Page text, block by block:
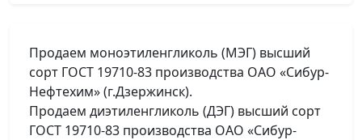
Продаем моноэтиленгликоль (МЭГ) высший
сорт ГОСТ 19710-83 производства ОАО «Сибур-
Нефтехим» (г.Дзержинск).
Продаем диэтиленгликоль (ДЭГ) высший сорт
ГОСТ 19710-83 производства ОАО «Сибур-